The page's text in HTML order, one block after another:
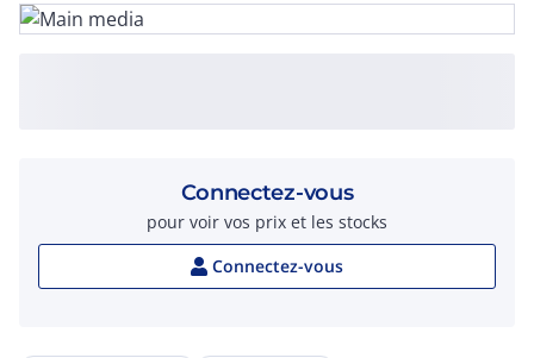
Connectez-vous
pour voir vos prix et les stocks
Connectez-vous